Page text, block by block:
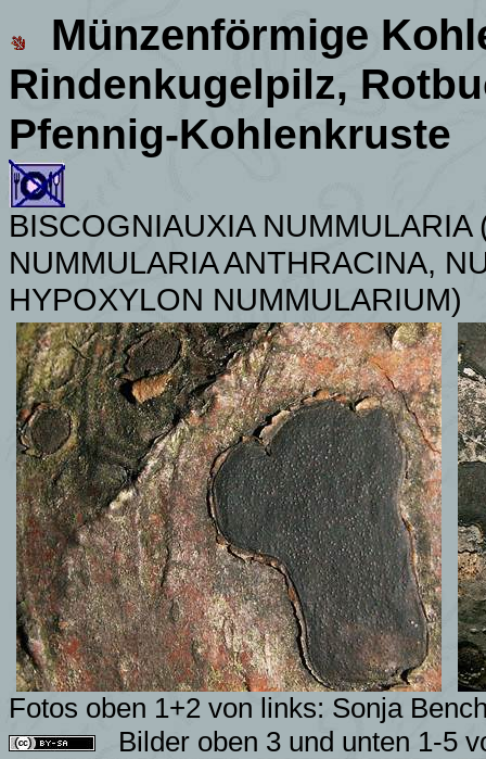
Münzenförmige
Rindenkugelpilz,
Pfennig-Kohlenkruste
BISCOGNIAUXIA
NUMMULARIA ANTHRACINA,
HYPOXYLON NUMMULARIUM)
Fotos oben 1+2 von links: Sonja
Bilder oben 3 und unten 1-5